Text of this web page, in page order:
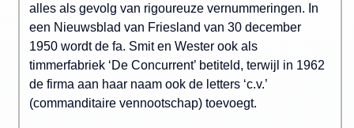
alles als gevolg van rigoureuze vernummeringen. In
een Nieuwsblad van Friesland van 30 december
1950 wordt de fa. Smit en Wester ook als
timmerfabriek ‘De Concurrent’ betiteld, terwijl in 1962
de firma aan haar naam ook de letters ‘c.v.’
(commanditaire vennootschap) toevoegt.